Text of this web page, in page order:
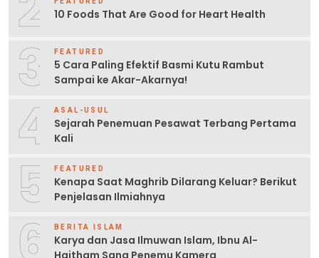
10 Foods That Are Good for Heart Health
3 FEATURED
5 Cara Paling Efektif Basmi Kutu Rambut
Sampai ke Akar-Akarnya!
4 ASAL-USUL
Sejarah Penemuan Pesawat Terbang Pertama
Kali
5 FEATURED
Kenapa Saat Maghrib Dilarang Keluar? Berikut
Penjelasan Ilmiahnya
6 BERITA ISLAM
Karya dan Jasa Ilmuwan Islam, Ibnu Al-